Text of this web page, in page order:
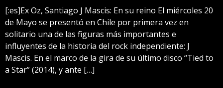
[:es]Ex Oz, Santiago J Mascis: En su reino El miércoles 20
de Mayo se presentó en Chile por primera vez en
solitario una de las figuras más importantes e
influyentes de la historia del rock independiente: J
Mascis. En el marco de la gira de su último disco “Tied to
a Star” (2014), y ante […]